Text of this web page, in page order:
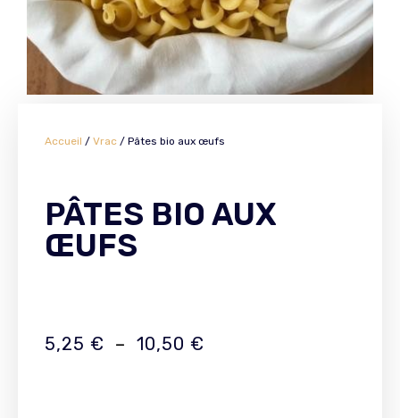
Accueil / Vrac / Pâtes bio aux œufs
PÂTES BIO AUX
ŒUFS
5,25 € – 10,50 €